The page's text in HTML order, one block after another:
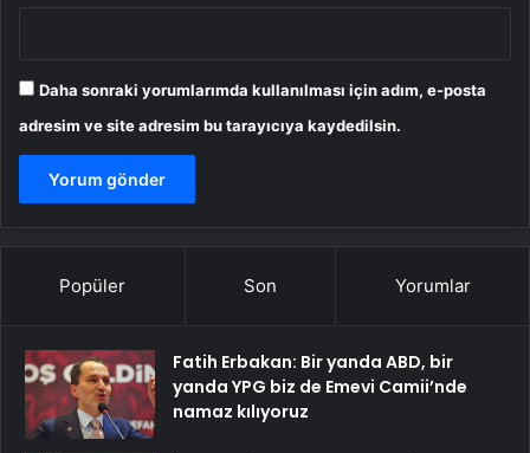
Daha sonraki yorumlarımda kullanılması için adım, e-posta
adresim ve site adresim bu tarayıcıya kaydedilsin.
Popüler Son Yorumlar
Fatih Erbakan: Bir yanda ABD, bir
yanda YPG biz de Emevi Camii’nde
namaz kılıyoruz